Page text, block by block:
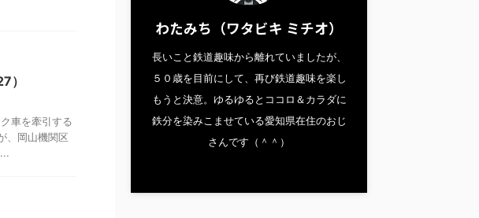
）
車を牽引する
、岡山機関区
わたみち（ワタビキ ミチオ）
長いこと鉄道趣味から離れていましたが、
５０歳を目前にして、再び鉄道趣味を楽し
もうと決意。ゆるゆるとココロ＆カラダに
鉄分を染みこませている愛知県在住のおじ
さんです（＾＾）